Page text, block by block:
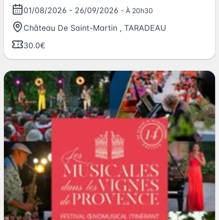
01/08/2026 - 26/09/2026 - À 20h30
Château De Saint-Martin , TARADEAU
30.0€